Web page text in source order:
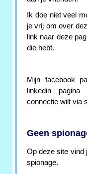
Ik doe niet veel
je vrij om over
link naar deze
die hebt.
Mijn facebook
linkedin
connectie wilt via
Geen
Op deze site vind
spionage.